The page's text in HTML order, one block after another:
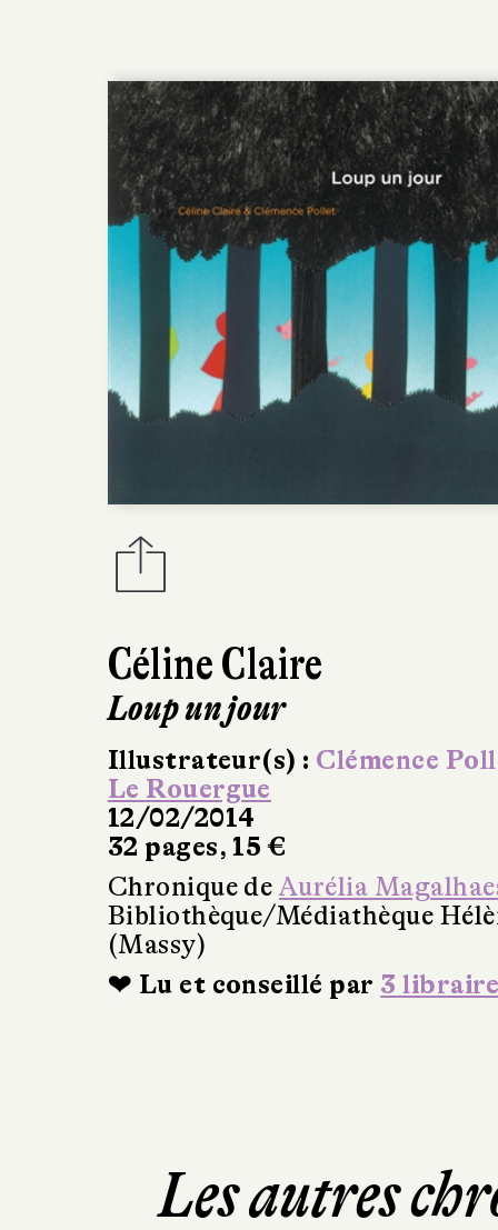
Céline Claire
Loup un jour
Illustrateur(s) : Clémence
Le Rouergue
12/02/2014
32 pages, 15 €
Chronique de Aurélia
Bibliothèque/Médiathèque
(Massy)
❤ Lu et conseillé par 3
Les autres